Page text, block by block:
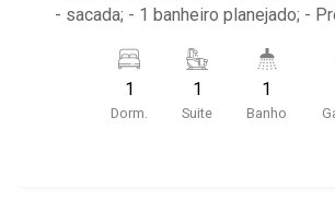
- sacada; - 1 banheiro planejado; -
Estádio Comercial
1
Dorm.
1
Suite
1
Banho